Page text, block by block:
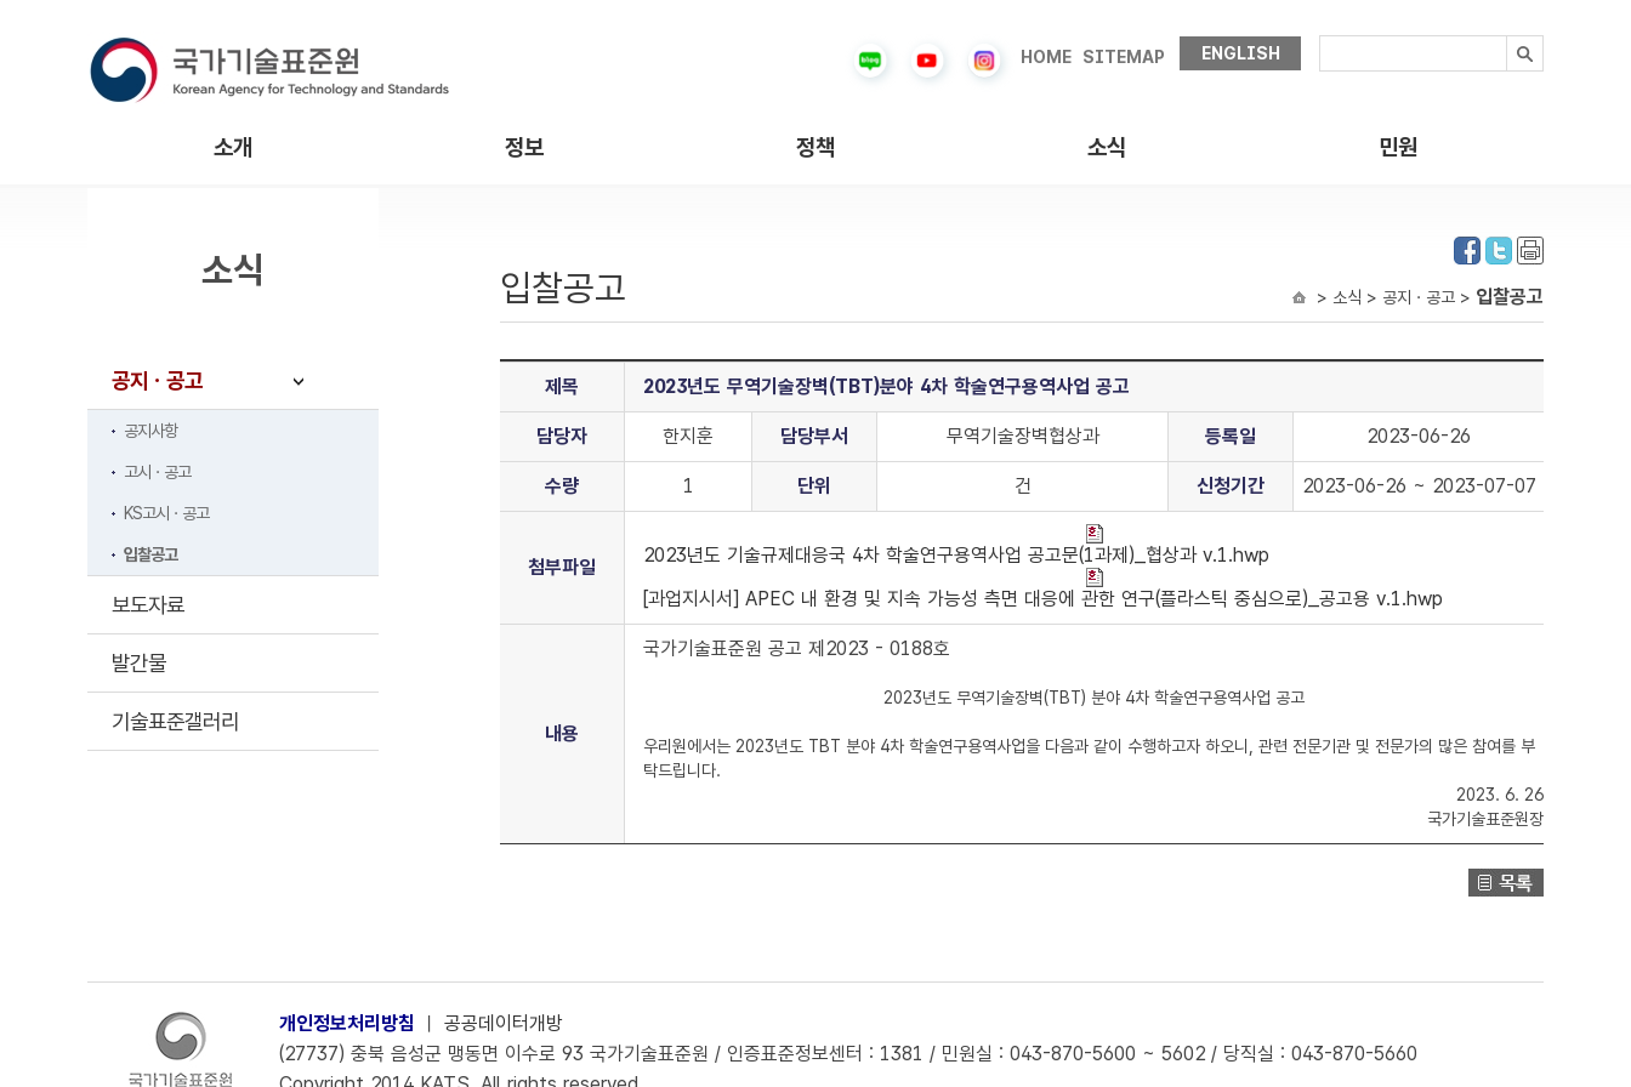
HOME SITEMAP ENGLISH
소개 정보 정책 소식 민원
입찰공고 > 소식 > 공지ㆍ공고 > 입찰공고
제목 2023년도 무역기술장벽(TBT)분야 4차 학술연구용역사업 공고
담당자 한지훈 담당부서 무역기술장벽협상과 등록일 2023-06-26
수량 1 단위 건 신청기간 2023-06-26 ~ 2023-07-07
첨부파일
2023년도 기술규제대응국 4차 학술연구용역사업 공고문(1과제)_협상과 v.1.hwp
[과업지시서] APEC 내 환경 및 지속 가능성 측면 대응에 관한 연구(플라스틱 중심으로)_공고용 v.1.hwp
내용
국가기술표준원 공고 제2023 - 0188호
2023년도 무역기술장벽(TBT) 분야 4차 학술연구용역사업 공고
우리원에서는 2023년도 TBT 분야 4차 학술연구용역사업을 다음과 같이 수행하고자 하오니, 관련 전문기관 및 전문가의 많은 참여를 부
탁드립니다.
2023. 6. 26
국가기술표준원장
소식
공지ㆍ공고
공지사항
고시ㆍ공고
KS고시ㆍ공고
입찰공고
보도자료
발간물
기술표준갤러리
개인정보처리방침 ㅣ 공공데이터개방
(27737) 충북 음성군 맹동면 이수로 93 국가기술표준원 / 인증표준정보센터 : 1381 / 민원실 : 043-870-5600 ~ 5602 / 당직실 : 043-870-5660